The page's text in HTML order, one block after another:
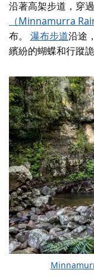
沿著高架步道，穿
（Minnamurra
布。 瀑布步道沿途
繽紛的蝴蝶和行蹤詭